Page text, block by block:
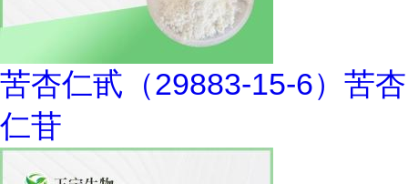
苦杏仁甙（29883-15-6）苦杏
仁苷